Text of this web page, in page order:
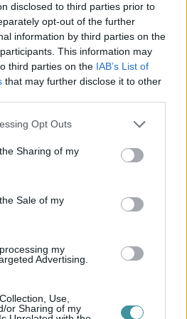
disclosed to third parties prior to
opt-out of the further
information by third parties on the
This information may
third parties on the IAB’s List of
that may further disclose it to other
app uses one or more Google
usage behaviour. You may click to
and its third-party tags to
purposes in below Google
Opt Outs
Sharing of my
Sale of my
my
Advertising.
Use,
or Sharing of my
néztek az egri főtér épületeit vizsgálva,
Palota és Látogatóközpont
A színjavaslataikat egyeztették a
színminták és
mai állás szerint úgy
fogjuk elvégeztetni.
fontos, de a technológiai sorrend
nagyobb szoborapplikációkat
E vállalkozók munkáját kiegészíti
festése után mihamarabb
a Lyceum felőli oldal leállványzása,
és szentéllyel felállványzásra kerül és